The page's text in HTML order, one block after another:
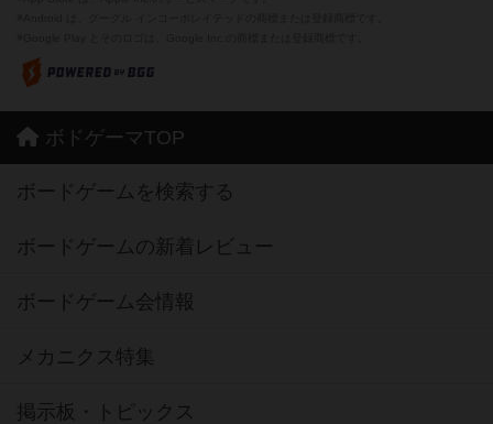
ボドゲーマTOP
ボードゲームを検索する
ボードゲームの新着レビュー
ボードゲーム会情報
メカニクス特集
掲示板・トピックス